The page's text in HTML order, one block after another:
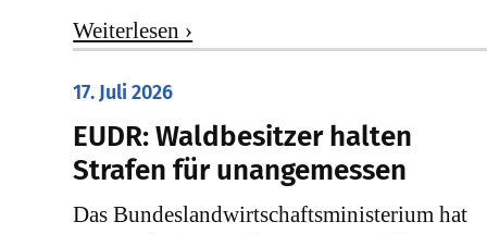
Weiterlesen ›
17. Juli 2026
EUDR: Waldbesitzer halten
Strafen für unangemessen
Das Bundeslandwirtschaftsministerium hat